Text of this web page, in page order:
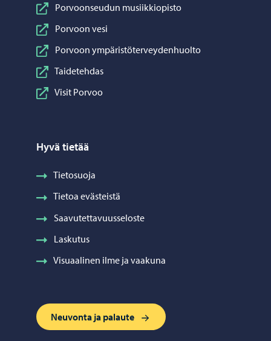
Porvoonseudun musiikkiopisto
Porvoon vesi
Porvoon ympäristöterveydenhuolto
Taidetehdas
Visit Porvoo
Hyvä tietää
Tietosuoja
Tietoa evästeistä
Saavutettavuusseloste
Laskutus
Visuaalinen ilme ja vaakuna
Neuvonta ja palaute